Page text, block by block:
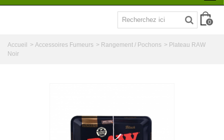
0
Accueil > Accessoires Fumeurs > Rangement / Pochons > Plateau RAW
Noir